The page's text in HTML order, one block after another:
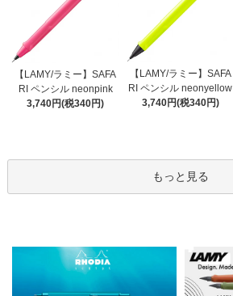
【LAMY/ラミー】SAFA
RI ペンシル neonpink
3,740円(税340円)
【LAMY/ラミー】SAFA
RI ペンシル neonyellow
3,740円(税340円)
もっと見る